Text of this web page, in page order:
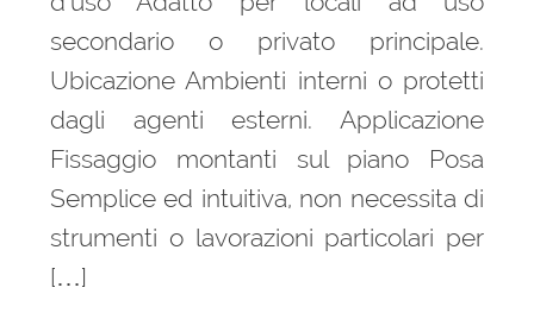
secondario o privato principale.
Ubicazione Ambienti interni o protetti
dagli agenti esterni. Applicazione
Fissaggio montanti sul piano Posa
Semplice ed intuitiva, non necessita di
strumenti o lavorazioni particolari per
[…]